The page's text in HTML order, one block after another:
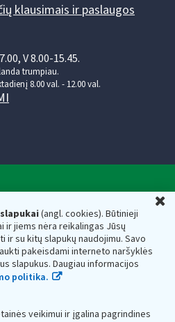
(angl. cookies). Būtinieji
ir jiems nėra reikalingas Jūsų
su kitų slapukų naudojimu. Savo
pakeisdami interneto naršyklės
slapukus. Daugiau informacijos
politika.
veikimui ir įgalina pagrindines
klausimais ir paslaugos
V 8.00-15.45.
trumpiau.
8.00 val. - 12.00 val.
kodas — 188659752,
01107 Vilnius, Lietuva, el.paštas:
adresas 188659752
inspekciją prie Lietuvos
kaupiami ir saugomi Juridinių